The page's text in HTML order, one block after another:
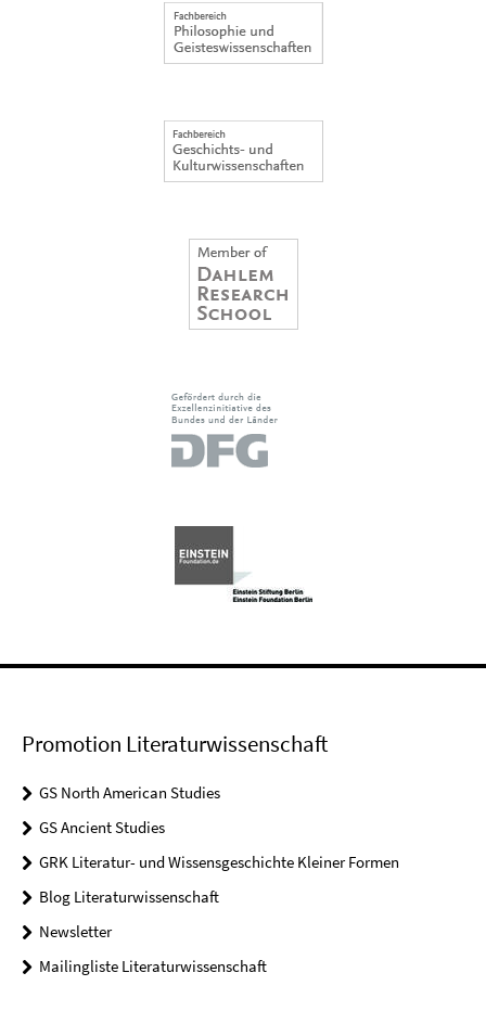
Promotion Literaturwissenschaft
GS North American Studies
GS Ancient Studies
GRK Literatur- und Wissensgeschichte Kleiner Formen
Blog Literaturwissenschaft
Newsletter
Mailingliste Literaturwissenschaft